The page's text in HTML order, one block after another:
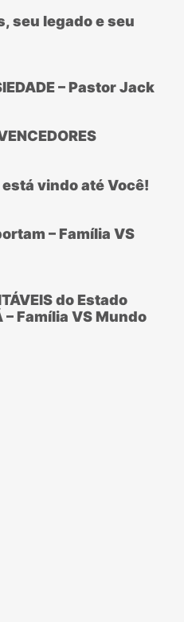
seu legado e seu
– Pastor Jack
está vindo até Você!
– Família VS
do Estado
– Família VS Mundo